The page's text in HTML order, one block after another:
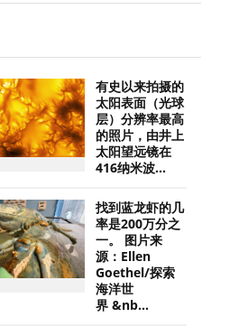
有史以来拍摄的
太阳表面（光球
层）分辨率最高
的照片，由井上
太阳望远镜在
416纳米波...
找到蓝龙虾的几
率是200万分之
一。 图片来
源：Ellen
Goethel/探索
海洋世
界 &nb...